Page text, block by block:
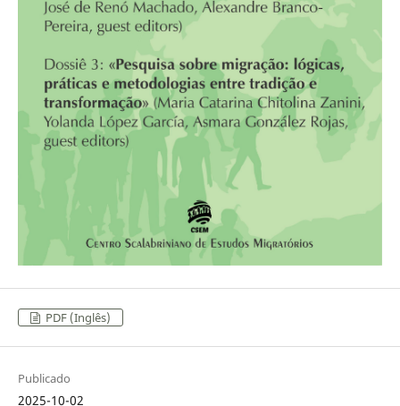
PDF (Inglês)
Publicado
2025-10-02